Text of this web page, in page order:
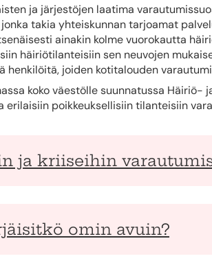
ja järjestöjen laatima
takia yhteiskunnan tarjoamat
ainakin kolme vuorokautta
häiriötilanteisiin sen neuvojen
henkilöitä, joiden kotitalouden
koko väestölle suunnatussa
erilaisiin poikkeuksellisiin tilanteisiin
ja kriiseihin
omin avuin?